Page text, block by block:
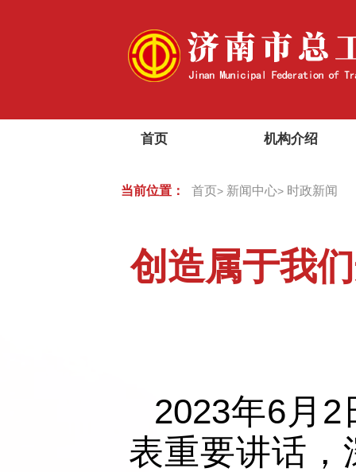
首页 机构介绍
当前位置： 首页> 新闻中心> 时政新闻
创造属于我
2023年6月
表重要讲话